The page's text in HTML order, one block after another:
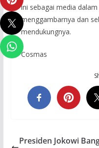
ini sebagai media
menggambarnya dan
mendukungnya.
Cosmas
Presiden Jokowi